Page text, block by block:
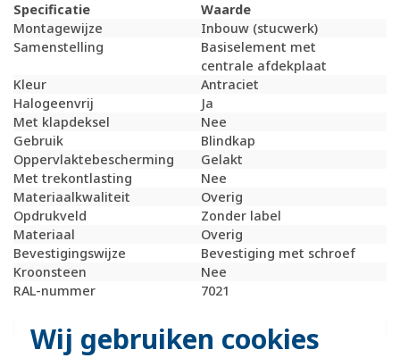
Wij gebruiken cookies
Specificatie
Waarde
Montagewijze
Inbouw (stucwerk)
Samenstelling
Basiselement met
centrale afdekplaat
Kleur
Antraciet
Halogeenvrij
Ja
Met klapdeksel
Nee
Gebruik
Blindkap
Oppervlaktebescherming
Gelakt
Met trekontlasting
Nee
Materiaalkwaliteit
Overig
Opdrukveld
Zonder label
Materiaal
Overig
Bevestigingswijze
Bevestiging met schroef
Kroonsteen
Nee
RAL-nummer
7021
Met stofbescherming
Met opdruk
Nee